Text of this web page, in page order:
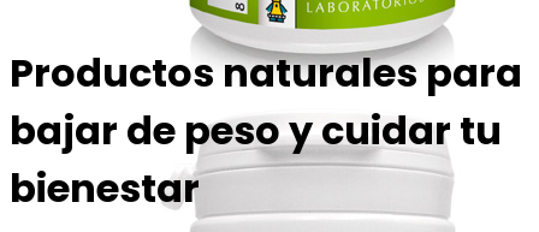
Productos naturales para
bajar de peso y cuidar tu
bienestar